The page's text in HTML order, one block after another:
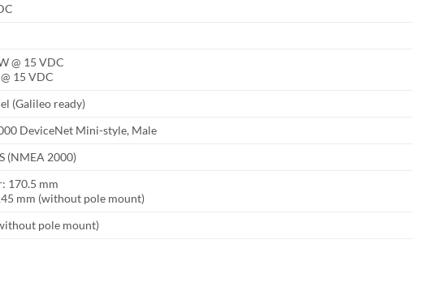
@ 15 VDC
15 VDC
(Galileo ready)
DeviceNet Mini-style, Male
(NMEA 2000)
170.5 mm
mm (without pole mount)
pole mount)